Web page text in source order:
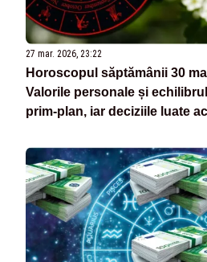
27 mar. 2026, 23:22
Horoscopul săptămânii 30
Valorile personale și
prim-plan, iar deciziile luate